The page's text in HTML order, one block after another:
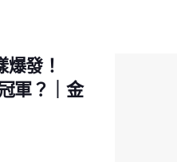
發！
軍？｜金